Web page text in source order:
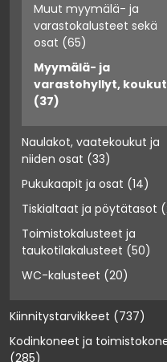
Muut myymälä- ja
varastokalusteet sekä
osat (65)
Myymälä- ja
varastohyllyt, koukut
(37)
Naulakot, vaatekoukut ja
niiden osat (33)
Pukukaapit ja osat (14)
Tiskialtaat ja pöytätasot
Toimistokalusteet ja
taukotilakalusteet (50)
WC-kalusteet (20)
Kiinnitystarvikkeet (737)
Kodinkoneet ja
(285)